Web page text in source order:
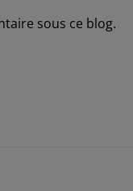
sous ce blog.